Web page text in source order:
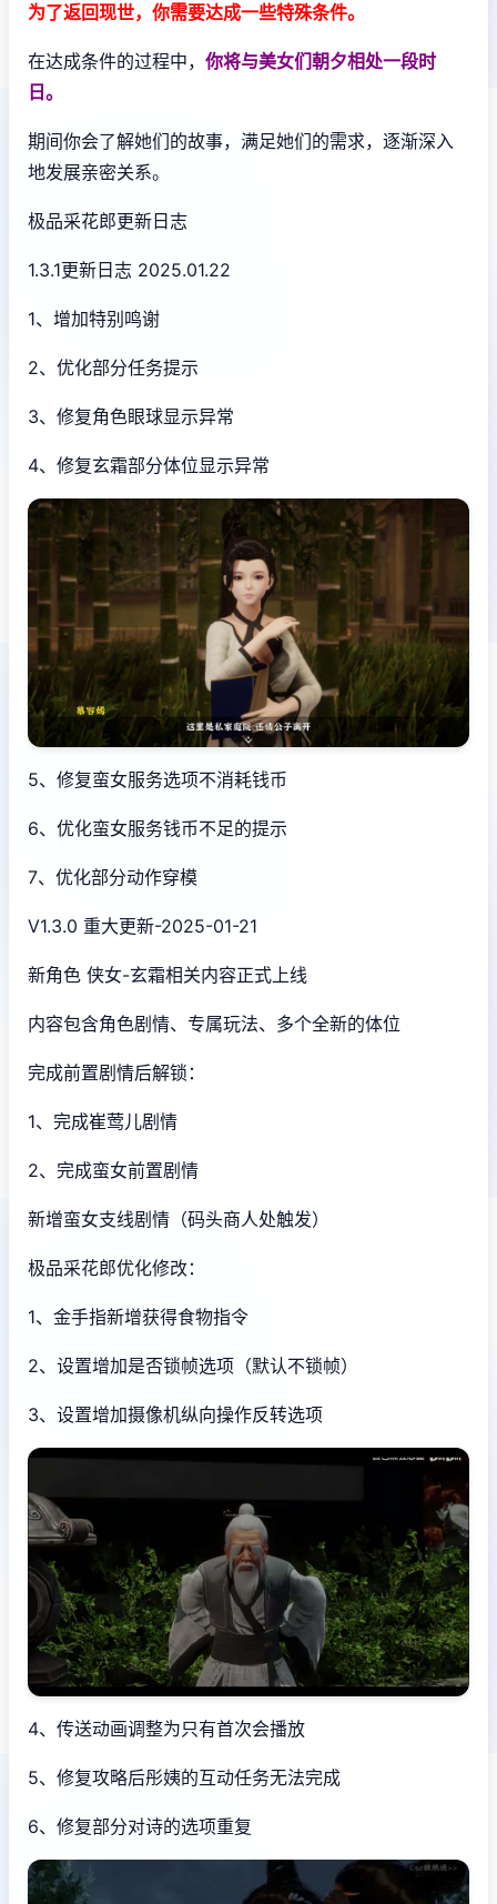
为了返回现世，你需要达成一些特殊条件。
在达成条件的过程中， 你将与美女们朝夕相处一段时
日。
期间你会了解她们的故事，满足她们的需求，逐渐深入
地发展亲密关系。
极品采花郎更新日志
1.3.1更新日志 2025.01.22
1、增加特别鸣谢
2、优化部分任务提示
3、修复角色眼球显示异常
4、修复玄霜部分体位显示异常
5、修复蛮女服务选项不消耗钱币
6、优化蛮女服务钱币不足的提示
7、优化部分动作穿模
V1.3.0 重大更新-2025-01-21
新角色 侠女-玄霜相关内容正式上线
内容包含角色剧情、专属玩法、多个全新的体位
完成前置剧情后解锁：
1、完成崔莺儿剧情
2、完成蛮女前置剧情
新增蛮女支线剧情（码头商人处触发）
极品采花郎优化修改：
1、金手指新增获得食物指令
2、设置增加是否锁帧选项（默认不锁帧）
3、设置增加摄像机纵向操作反转选项
4、传送动画调整为只有首次会播放
5、修复攻略后彤姨的互动任务无法完成
6、修复部分对诗的选项重复